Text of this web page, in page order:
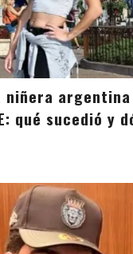
niñera
qué sucedió y